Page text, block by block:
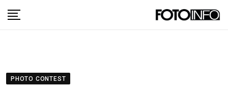
to
PHOTO CONTEST